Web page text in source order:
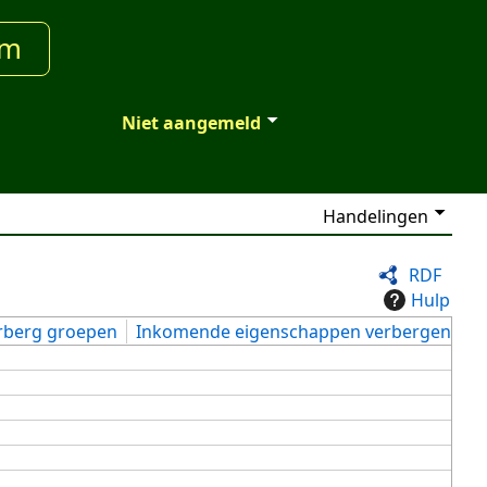
Niet aangemeld
Handelingen
RDF
Hulp
groepen
Inkomende eigenschappen verbergen